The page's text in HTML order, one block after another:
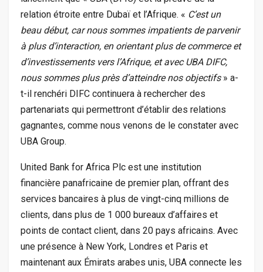
relation étroite entre Dubaï et l’Afrique. « C’est un
beau début, car nous sommes impatients de parvenir
à plus d’interaction, en orientant plus de commerce et
d’investissements vers l’Afrique, et avec UBA DIFC,
nous sommes plus près d’atteindre nos objectifs» a-
t-il renchéri DIFC continuera à rechercher des
partenariats qui permettront d’établir des relations
gagnantes, comme nous venons de le constater avec
UBA Group.
United Bank for Africa Plc est une institution
financière panafricaine de premier plan, offrant des
services bancaires à plus de vingt-cinq millions de
clients, dans plus de 1 000 bureaux d’affaires et
points de contact client, dans 20 pays africains. Avec
une présence à New York, Londres et Paris et
maintenant aux Émirats arabes unis, UBA connecte les